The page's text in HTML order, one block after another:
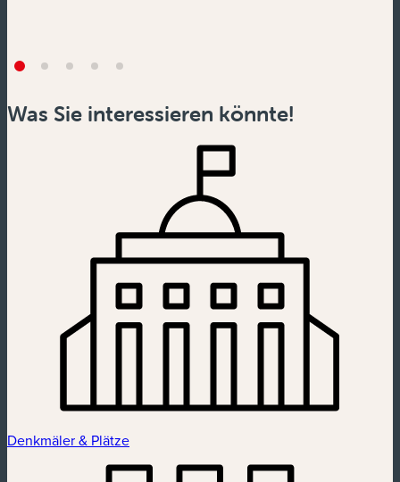
Was Sie interessieren könnte!
Denkmäler & Plätze